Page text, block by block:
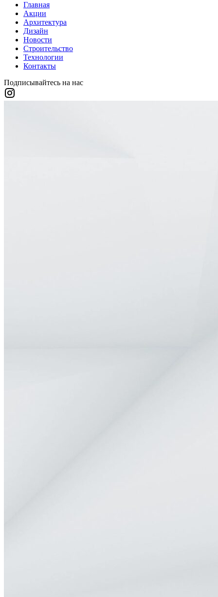
Главная
Акции
Архитектура
Дизайн
Новости
Строительство
Технологии
Контакты
Подписывайтесь на нас